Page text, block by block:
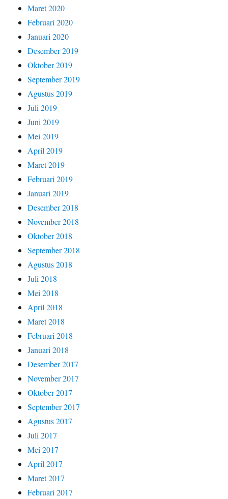
Maret 2020
Februari 2020
Januari 2020
Desember 2019
Oktober 2019
September 2019
Agustus 2019
Juli 2019
Juni 2019
Mei 2019
April 2019
Maret 2019
Februari 2019
Januari 2019
Desember 2018
November 2018
Oktober 2018
September 2018
Agustus 2018
Juli 2018
Mei 2018
April 2018
Maret 2018
Februari 2018
Januari 2018
Desember 2017
November 2017
Oktober 2017
September 2017
Agustus 2017
Juli 2017
Mei 2017
April 2017
Maret 2017
Februari 2017